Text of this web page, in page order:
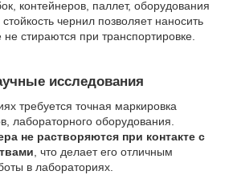
контейнеров, паллет, оборудования
чернил позволяет наносить
стираются при транспортировке.
исследования
требуется точная маркировка
лабораторного оборудования.
не растворяются при контакте с
, что делает его отличным
в лабораториях.